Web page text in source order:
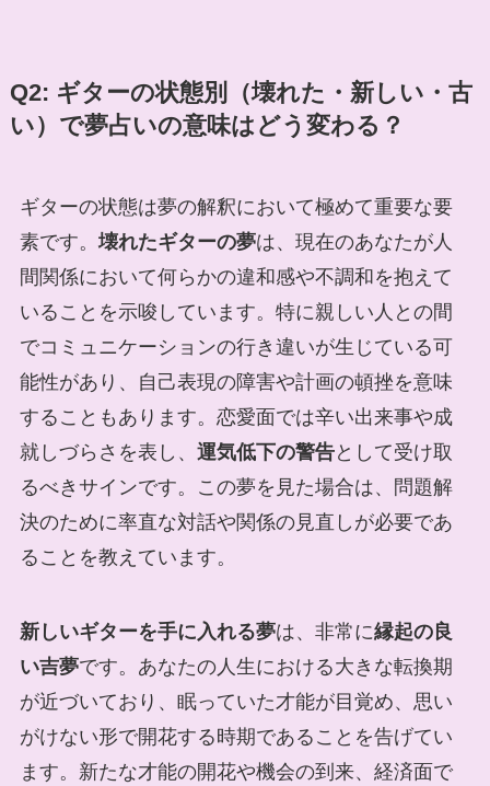
Q2: ギターの状態別（壊れた・新しい・古
い）で夢占いの意味はどう変わる？
ギターの状態は夢の解釈において極めて重要な要
素です。 壊れたギターの夢は、現在のあなたが人
間関係において何らかの違和感や不調和を抱えて
いることを示唆しています。特に親しい人との間
でコミュニケーションの行き違いが生じている可
能性があり、自己表現の障害や計画の頓挫を意味
することもあります。恋愛面では辛い出来事や成
就しづらさを表し、 運気低下の警告として受け取
るべきサインです。この夢を見た場合は、問題解
決のために率直な対話や関係の見直しが必要であ
ることを教えています。
新しいギターを手に入れる夢は、非常に縁起の良
い吉夢です。あなたの人生における大きな転換期
が近づいており、眠っていた才能が目覚め、思い
がけない形で開花する時期であることを告げてい
ます。新たな才能の開花や機会の到来、経済面で